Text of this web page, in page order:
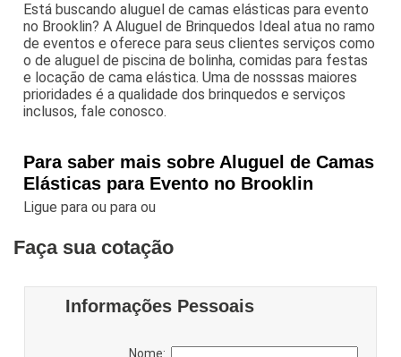
Está buscando aluguel de camas elásticas para evento
no Brooklin? A Aluguel de Brinquedos Ideal atua no ramo
de eventos e oferece para seus clientes serviços como
o de aluguel de piscina de bolinha, comidas para festas
e locação de cama elástica. Uma de nosssas maiores
prioridades é a qualidade dos brinquedos e serviços
inclusos, fale conosco.
Para saber mais sobre Aluguel de Camas
Elásticas para Evento no Brooklin
Ligue paraou paraou
Faça sua cotação
Informações Pessoais
Nome: